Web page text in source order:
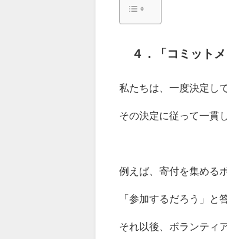
４． 「コミット
私たちは、一度決定し
その決定に従って一貫
例えば、寄付を集める
「参加するだろう」と
それ以後、ボランティ